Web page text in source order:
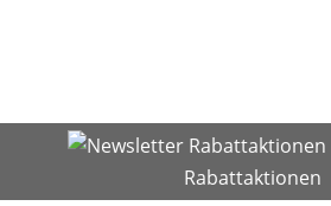
Rabattaktionen